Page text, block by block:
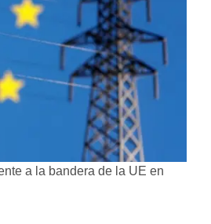
a la bandera de la UE en